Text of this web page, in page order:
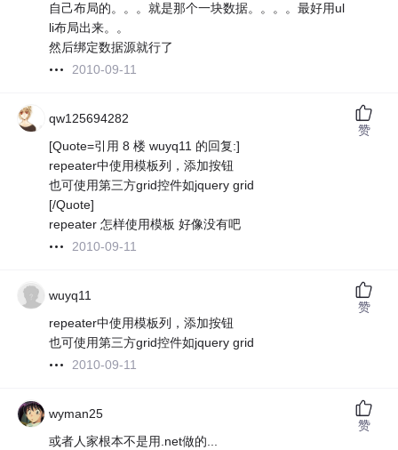
自己布局的。。。就是那个一块数据。。。。最好用ul
li布局出来。。
然后绑定数据源就行了
2010-09-11
qw125694282
[Quote=引用 8 楼 wuyq11 的回复:]
repeater中使用模板列，添加按钮
也可使用第三方grid控件如jquery grid
[/Quote]
repeater 怎样使用模板 好像没有吧
2010-09-11
赞
wuyq11
repeater中使用模板列，添加按钮
也可使用第三方grid控件如jquery grid
2010-09-11
赞
wyman25
或者人家根本不是用.net做的...
赞